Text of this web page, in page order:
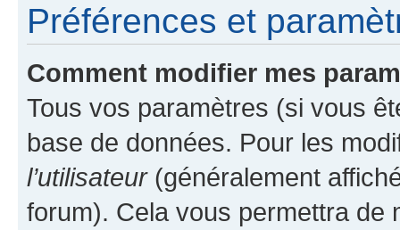
Préférences et
Comment modifier mes
Tous vos paramètres (si vous
base de données. Pour les
l’utilisateur(généralement
forum). Cela vous permettra de